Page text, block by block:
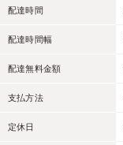
配達時間
配達時間幅
配達無料金額
支払方法
定休日